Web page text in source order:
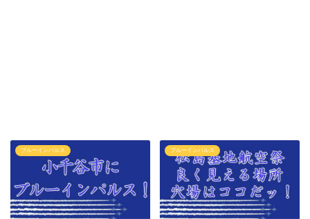
ブルーインパルス ブルーインパルス